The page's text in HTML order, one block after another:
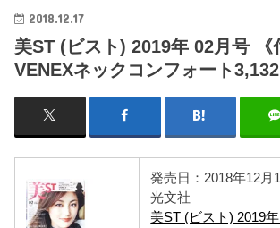
2018.12.17
美ST (ビスト) 2019年 02月号 《
VENEXネックコンフォート
発売日：2018年12月
光文社
美ST (ビスト) 2019